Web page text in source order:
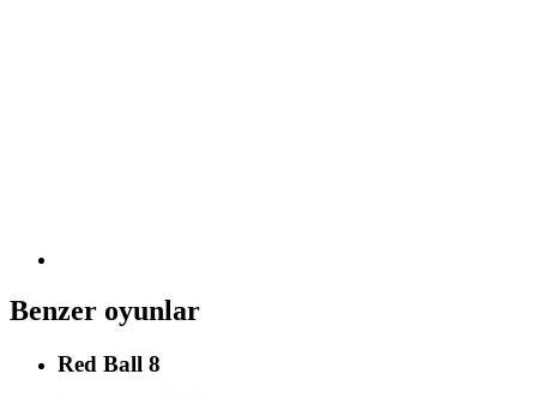
Benzer oyunlar
Red Ball 8